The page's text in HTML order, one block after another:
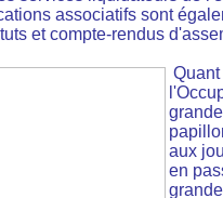
associatifs sont
et compte-rendus
aux
en